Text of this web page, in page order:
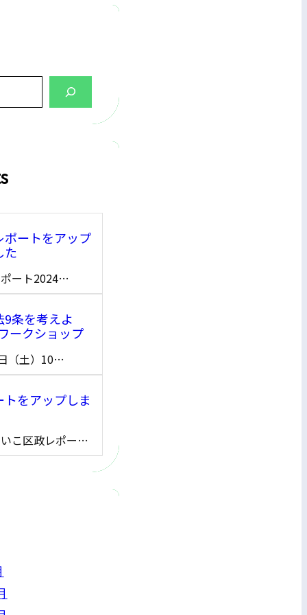
ポートをアップ
た
ート2024…
9条を考えよ
ークショップ
（土）10…
トをアップしま
こ区政レポー…